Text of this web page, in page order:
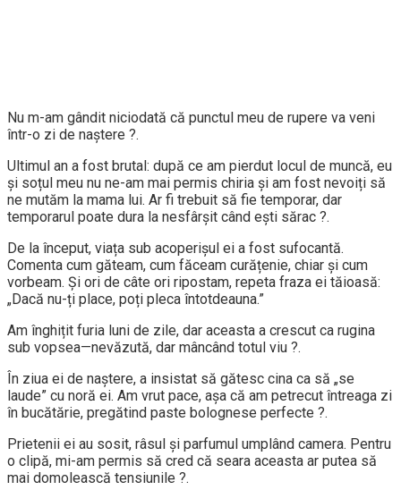
Nu m-am gândit niciodată că punctul meu de rupere va veni
într-o zi de naștere ?.
Ultimul an a fost brutal: după ce am pierdut locul de muncă, eu
și soțul meu nu ne-am mai permis chiria și am fost nevoiți să
ne mutăm la mama lui. Ar fi trebuit să fie temporar, dar
temporarul poate dura la nesfârșit când ești sărac ?️.
De la început, viața sub acoperișul ei a fost sufocantă.
Comenta cum găteam, cum făceam curățenie, chiar și cum
vorbeam. Și ori de câte ori ripostam, repeta fraza ei tăioasă:
„Dacă nu-ți place, poți pleca întotdeauna.”
Am înghițit furia luni de zile, dar aceasta a crescut ca rugina
sub vopsea—nevăzută, dar mâncând totul viu ?.
În ziua ei de naștere, a insistat să gătesc cina ca să „se
laude” cu noră ei. Am vrut pace, așa că am petrecut întreaga zi
în bucătărie, pregătind paste bolognese perfecte ?.
Prietenii ei au sosit, râsul și parfumul umplând camera. Pentru
o clipă, mi-am permis să cred că seara aceasta ar putea să
mai domolească tensiunile ?.